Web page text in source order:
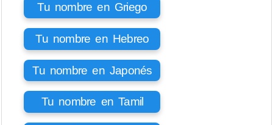
Tu nombre en Griego
Tu nombre en Hebreo
Tu nombre en Japonés
Tu nombre en Tamil